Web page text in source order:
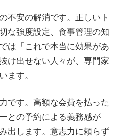
不安の解消です。正しいト
な強度設定、食事管理の知
は「これで本当に効果があ
け出せない人々が、専門家
ます。
です。高額な会費を払った
との予約による義務感が
出します。意志力に頼らず